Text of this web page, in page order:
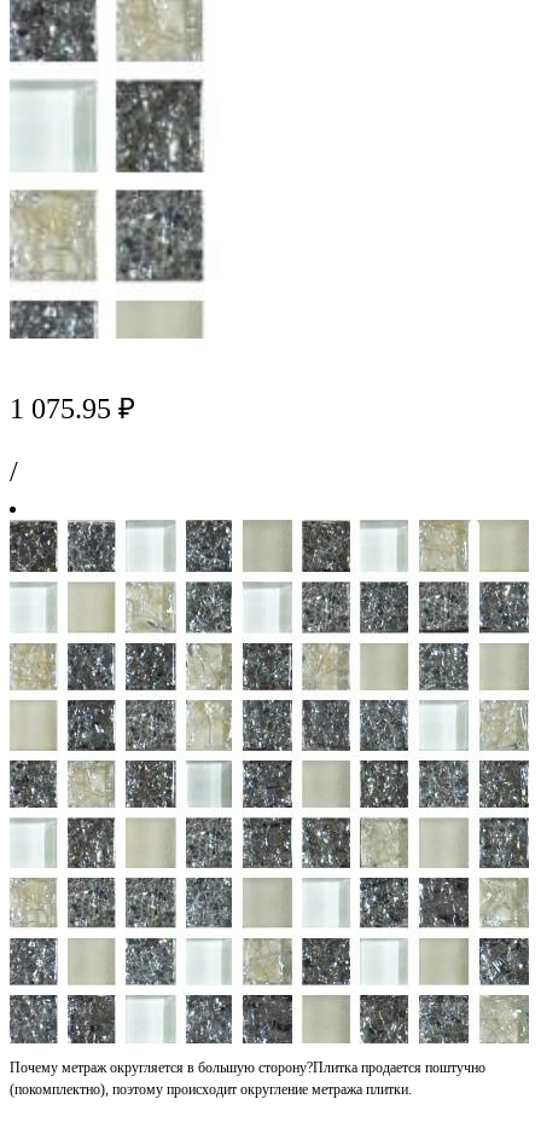
1 075.95 ₽
/
м2
1 упаковка = 0.09 м2 = 1 шт.
Площадь поверхности, м2
Количество упаковок
Запас на подрезку, %
Почему метраж округляется в большую сторону?Плитка продается поштучно
(покомплектно), поэтому происходит округление метража плитки.